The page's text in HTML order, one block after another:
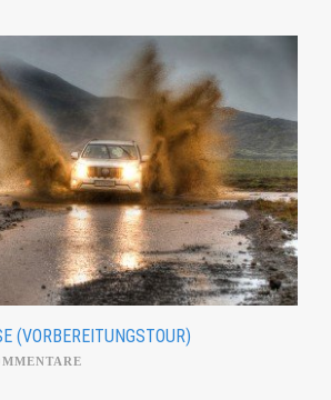
(VORBEREITUNGSTOUR)